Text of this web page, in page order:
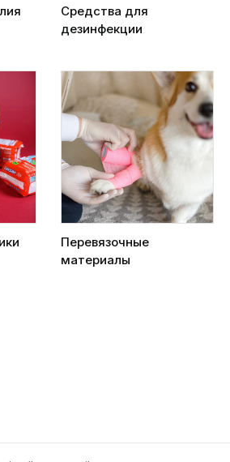
Средства для
дезинфекции
Перевязочные
материалы